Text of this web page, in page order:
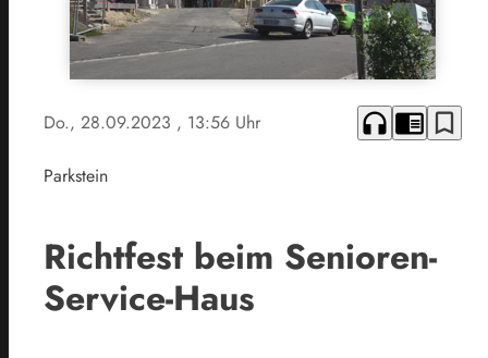
Do., 28.09.2023 , 13:56 Uhr headphones chrome_reader_mode bookmark_border
Parkstein
Richtfest beim Senioren-
Service-Haus